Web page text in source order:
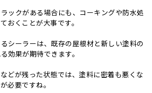
ックがある場合にも、コーキングや防水処
おくことが大事です。
シーラーは、既存の屋根材と新しい塗料の
効果が期待できます。
どが残った状態では、塗料に密着も悪くな
必要ですね。